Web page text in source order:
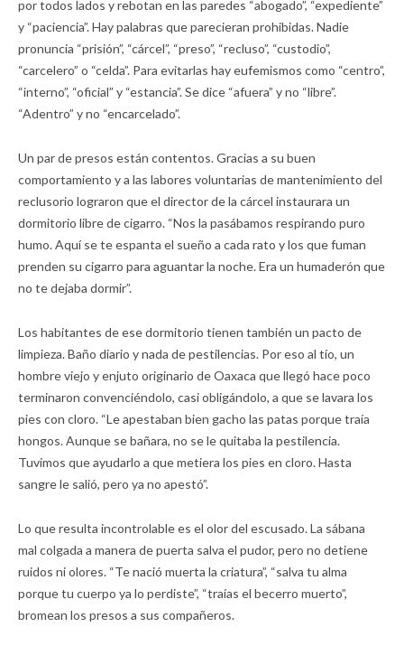
por todos lados y rebotan en las paredes “abogado”, “expediente”
y “paciencia”. Hay palabras que parecieran prohibidas. Nadie
pronuncia “prisión”, “cárcel”, “preso”, “recluso”, “custodio”,
“carcelero” o “celda”. Para evitarlas hay eufemismos como “centro”,
“interno”, “oficial” y “estancia”. Se dice “afuera” y no “libre”.
“Adentro” y no “encarcelado”.
Un par de presos están contentos. Gracias a su buen
comportamiento y a las labores voluntarias de mantenimiento del
reclusorio lograron que el director de la cárcel instaurara un
dormitorio libre de cigarro. “Nos la pasábamos respirando puro
humo. Aquí se te espanta el sueño a cada rato y los que fuman
prenden su cigarro para aguantar la noche. Era un humaderón que
no te dejaba dormir”.
Los habitantes de ese dormitorio tienen también un pacto de
limpieza. Baño diario y nada de pestilencias. Por eso al tío, un
hombre viejo y enjuto originario de Oaxaca que llegó hace poco
terminaron convenciéndolo, casi obligándolo, a que se lavara los
pies con cloro. “Le apestaban bien gacho las patas porque traía
hongos. Aunque se bañara, no se le quitaba la pestilencia.
Tuvimos que ayudarlo a que metiera los pies en cloro. Hasta
sangre le salió, pero ya no apestó”.
Lo que resulta incontrolable es el olor del escusado. La sábana
mal colgada a manera de puerta salva el pudor, pero no detiene
ruidos ni olores. “Te nació muerta la criatura”, “salva tu alma
porque tu cuerpo ya lo perdiste”, “traías el becerro muerto”,
bromean los presos a sus compañeros.